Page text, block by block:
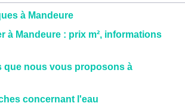
à Mandeure
à Mandeure : prix m², informations
que nous vous proposons à
concernant l'eau